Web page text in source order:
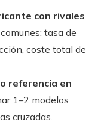
con rivales
tasa de
coste total de
referencia en
1–2 modelos
cruzadas.